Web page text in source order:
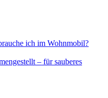
ich im Wohnmobil?
– für sauberes